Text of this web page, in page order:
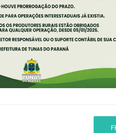
de Tunas do Paraná